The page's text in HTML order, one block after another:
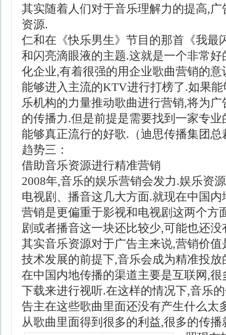
其实随着人们对于音乐理解力的提高,
资源.
仁和在《快乐男生》节目的那首《我最
和闪亮滴眼液的主题.这就是一个非常
化企业,有着很强的用企业歌曲营销的
能够进入主流的KTV进行打榜了.如果
乐机构的力量推动歌曲进行营销,将为
的传播力.但是前提是需要找到一家专
能够真正流行的好歌.（迪思传播集团总
趋势三：
借助音乐资源进行精准营销
2008年,音乐的娱乐营销会发力.娱乐资
电视剧、播音这几大方面.就现在中国
营销是更偏重于影视和电视剧这两个方
剧或者播音这一块还比较少,可能也还没
其实音乐资源对于广告主来说,营销价
技术发展的前提下,音乐会成为精准投
在中国内地传播的渠道主要是互联网,
下载来进行视听.在这样的情况下,音乐
告主在这些歌曲里面还没有产生什么太
从歌曲里面得到很多的利益,很多的传